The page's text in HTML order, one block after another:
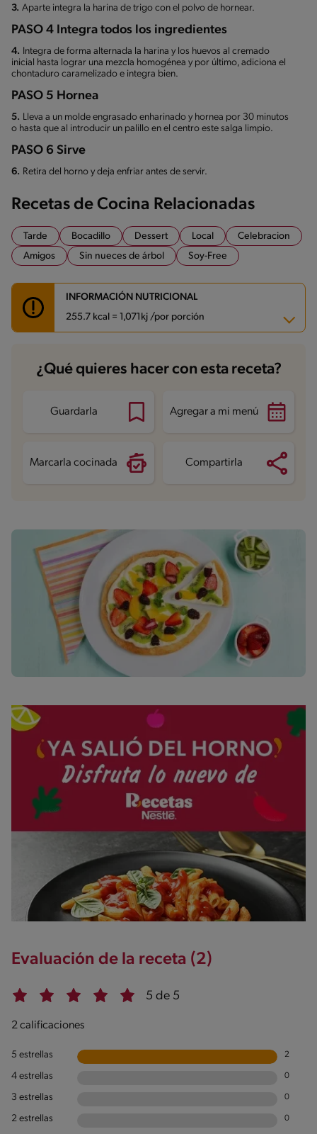
3. Aparte integra la harina de trigo con el polvo de hornear.
PASO 4 Integra todos los ingredientes
4. Integra de forma alternada la harina y los huevos al cremado
inicial hasta lograr una mezcla homogénea y por último, adiciona el
chontaduro caramelizado e integra bien.
PASO 5 Hornea
5. Lleva a un molde engrasado enharinado y hornea por 30 minutos
o hasta que al introducir un palillo en el centro este salga limpio.
PASO 6 Sirve
6. Retira del horno y deja enfriar antes de servir.
Recetas de Cocina Relacionadas
Tarde Bocadillo Dessert Local
Celebracion
Amigos
Sin nueces de árbol Soy-Free
INFORMACIÓN NUTRICIONAL
255.7 kcal = 1,071kj /por porción
Carbohidratos 22.1 g
Energía 255.7 kcal
Proteína
Grasas saturadas 5.7 g
¿Qué quieres hacer con esta receta?
Guardarla Agregar a mi menú
Marcarla cocinada Compartirla
Evaluación de la receta (2)
5 de 5
2 calificaciones
5 estrellas 2
4 estrellas 0
3 estrellas 0
2 estrellas 0